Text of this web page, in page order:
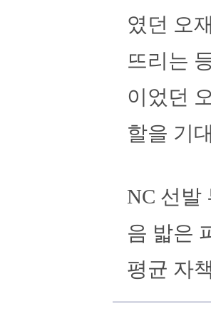
였던 오
뜨리는
이었던
할을 기
NC 선발
음 밟은
평균 자